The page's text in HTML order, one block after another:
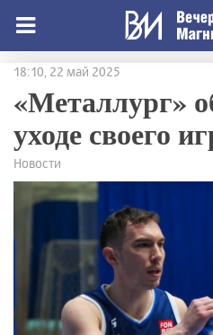
18:10, 22 май 2025
«Металлург»
уходе своего
Новости